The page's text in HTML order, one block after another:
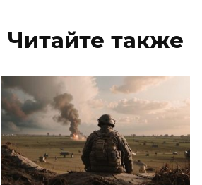
Читайте также